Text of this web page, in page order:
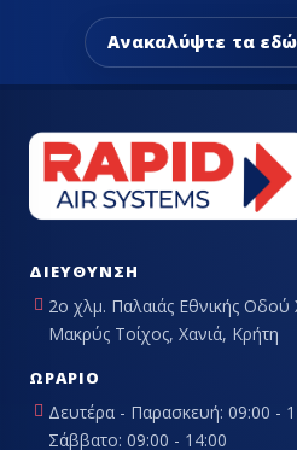
Ανακαλύψτε τα
ΔΙΕΎΘΥΝΣΗ
2ο χλμ. Παλαιάς Εθνικής Οδού
Μακρύς Τοίχος, Χανιά, Κρήτη
ΩΡΆΡΙΟ
Δευτέρα - Παρασκευή: 09:00 -
Σάββατο: 09:00 - 14:00